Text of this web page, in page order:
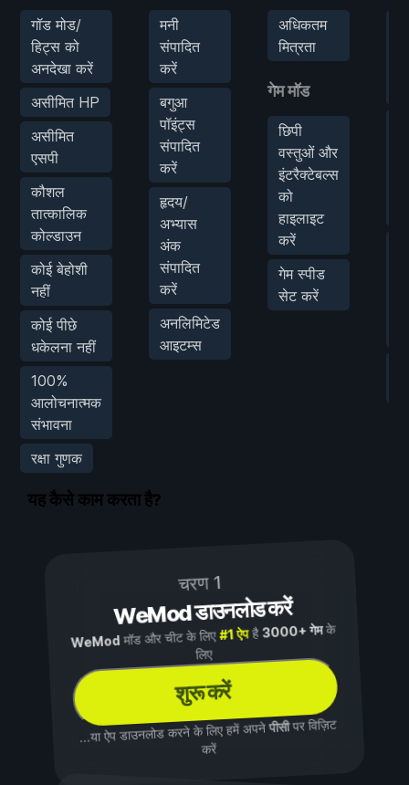
गॉड मोड/
हिट्स को
अनदेखा करें
असीमित HP
असीमित
एसपी
कौशल
तात्कालिक
कोल्डाउन
कोई बेहोशी
नहीं
कोई पीछे
धकेलना नहीं
100%
आलोचनात्मक
संभावना
रक्षा गुणक
मनी
संपादित
करें
बगुआ
पॉइंट्स
संपादित
करें
हृदय/
अभ्यास
अंक
संपादित
करें
अनलिमिटेड
आइटम्स
अधिकतम
मित्रता
गेम मॉड
छिपी
वस्तुओं और
इंटरैक्टेबल्स
को
हाइलाइट
करें
गेम स्पीड
सेट करें
यह कैसे काम करता है?
चरण 1
WeMod डाउनलोड करें
WeMod मॉड और चीट के लिए#1 ऐपहै3000+ गेमके
लिए
शुरू करें
...या ऐप डाउनलोड करने के लिए हमें अपनेपीसीपर विज़िट
करें